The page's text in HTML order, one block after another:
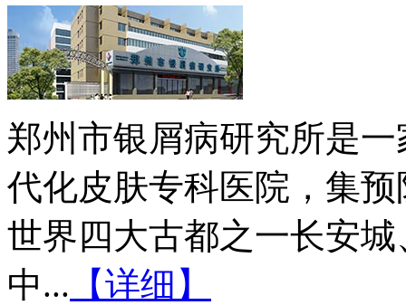
郑州市银屑病研究所是
代化皮肤专科医院，集
世界四大古都之一长安
中... 【详细】